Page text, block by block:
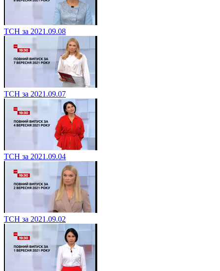
ТСН за 2021.09.08
ТСН за 2021.09.07
ТСН за 2021.09.04
ТСН за 2021.09.02